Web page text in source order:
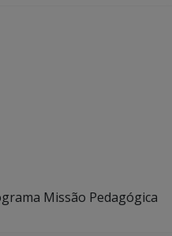
Missão Pedagógica